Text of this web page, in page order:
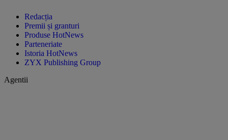
Redacția
Premii și granturi
Produse HotNews
Parteneriate
Istoria HotNews
ZYX Publishing Group
Agentii